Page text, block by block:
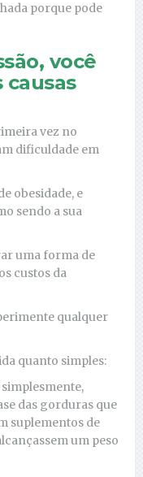
porque pode
você
causas
vez no
dificuldade em
obesidade, e
sendo a sua
uma forma de
custos da
qualquer
quanto simples:
simplesmente,
das gorduras que
suplementos de
um peso